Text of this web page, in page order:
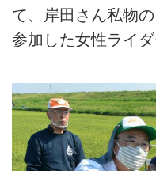
て、岸田さん私物
参加した女性ライ